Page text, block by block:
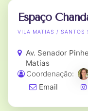
Espaço
VILA MATIAS / SANTOS
Av. Senador
Matias
Coordenação:
Email